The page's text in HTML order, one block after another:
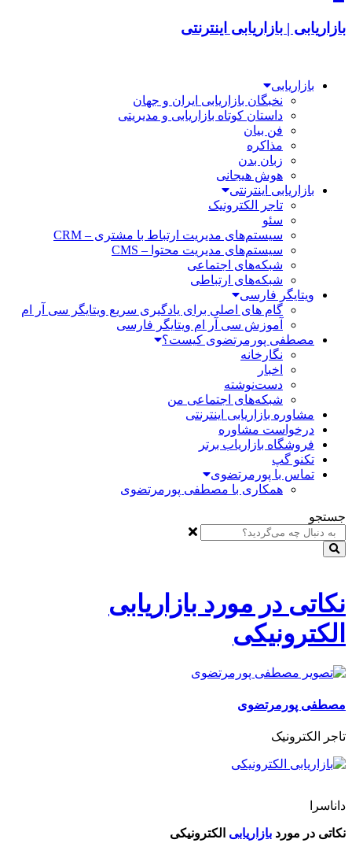
بازاریابی | بازاریابی اینترنتی
بازاریابی
نخبگان بازاریابی ایران و جهان
داستان کوتاه بازاریابی و مدیریتی
فن بیان
مذاکره
زبان بدن
هوش هیجانی
بازاریابی اینترنتی
تاجر الکترونیک
سئو
سیستم‌های مدیریت ارتباط با مشتری – CRM
سیستم‌های مدیریت محتوا – CMS
شبکه‌های اجتماعی
شبکه‌های ارتباطی
ویتایگر فارسی
گام های اصلی برای یادگیری سریع ویتایگر سی آر ام
آموزش سی آر ام ویتایگر فارسی
مصطفی پورمرتضوی کیست؟
نگارخانه
اخبار
دست‌نوشته
شبکه‌های اجتماعی من
مشاوره بازاریابی اینترنتی
درخواست مشاوره
فروشگاه بازاریاب برتر
تکنو گپ
تماس با پورمرتضوی
همکاری با مصطفی پورمرتضوی
جستجو
نکاتی در مورد بازاریابی
الکترونیکی
مصطفی پورمرتضوی
تاجر الکترونیک
داناسرا
نکاتی در مورد بازاریابی الکترونیکی